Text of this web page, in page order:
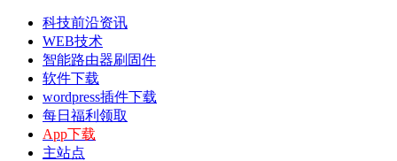
科技前沿资讯
WEB技术
智能路由器刷固件
软件下载
wordpress插件下载
每日福利领取
App下载
主站点